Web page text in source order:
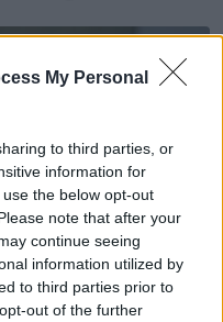
My Personal
to third parties, or
information for
the below opt-out
note that after your
continue seeing
information utilized by
to third parties prior to
out of the further